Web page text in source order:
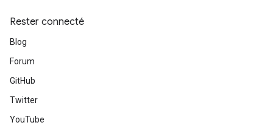
Rester connecté
Blog
Forum
GitHub
Twitter
YouTube